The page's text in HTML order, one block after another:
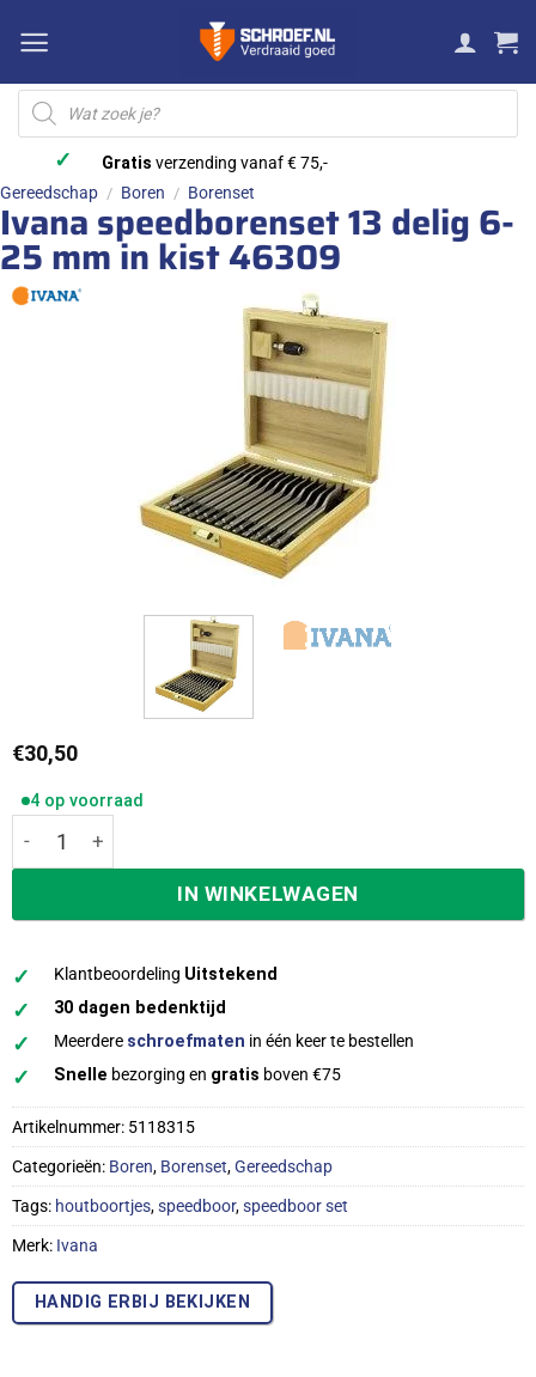
naar
inhoud
Producten
zoeken
✓ Gratis verzending vanaf € 75,-
Gereedschap / Boren / Borenset
Ivana speedborenset 13 delig 6-
25 mm in kist 46309
€30,50
4 op voorraad
Ivana speedborenset 13 delig 6-25 mm in kist 46309
IN WINKELWAGEN
✓ Klantbeoordeling Uitstekend
✓ 30 dagen bedenktijd
✓ Meerdere schroefmaten in één keer te bestellen
✓ Snelle bezorging en gratis boven €75
Artikelnummer: 5118315
Categorieën: Boren, Borenset,Gereedschap
Tags: houtboortjes,speedboor,speedboor set
Merk: Ivana
HANDIG ERBIJ BEKIJKEN